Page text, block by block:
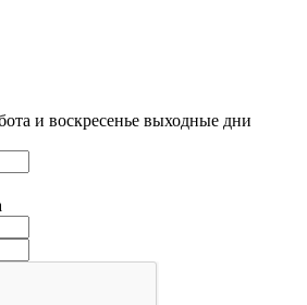
и воскресенье выходные дни